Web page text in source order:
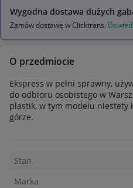
Wygodna dostawa dużych
Zamów dostawę w Clicktrans.
O przedmiocie
Ekspress w pełni sprawny,
do odbioru osobistego w
plastik, w tym modelu niestety
górze.
Stan
Marka